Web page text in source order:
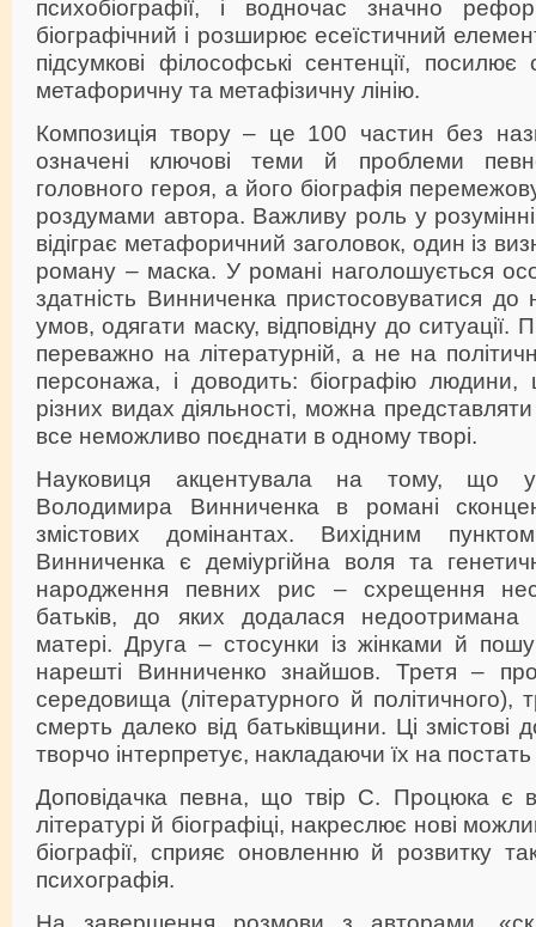
психобіографії, і водночас значно
біографічний і розширює есеїстичний
підсумкові філософські сентенції, посилює
метафоричну та метафізичну лінію.
Композиція твору – це 100 частин без
означені ключові теми й проблеми
головного героя, а його біографія
роздумами автора. Важливу роль у
відіграє метафоричний заголовок, один із
роману – маска. У романі наголошується
здатність Винниченка пристосовуватися до
умов, одягати маску, відповідну до ситуації.
переважно на літературній, а не на
персонажа, і доводить: біографію
різних видах діяльності, можна
все неможливо поєднати в одному творі.
Науковиця акцентувала на тому, що
Володимира Винниченка в романі
змістових домінантах. Вихідним
Винниченка є деміургійна воля та
народження певних рис – схрещення
батьків, до яких додалася
матері. Друга – стосунки із жінками й
нарешті Винниченко знайшов. Третя –
середовища (літературного й політичного),
смерть далеко від батьківщини. Ці
творчо інтерпретує, накладаючи їх на
Доповідачка певна, що твір С. Процюка є
літературі й біографіці, накреслює нові
біографії, сприяє оновленню й розвитку
психографія.